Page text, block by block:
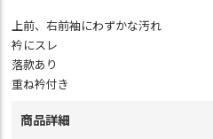
上前、右前袖にわずかな汚れ
衿にスレ
落款あり
重ね衿付き
商品詳細